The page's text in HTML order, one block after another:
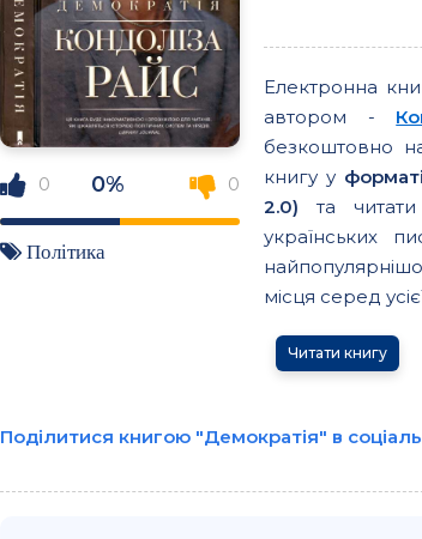
0 0% 0
Політика
Електронна
автором -
безкоштовно
книгу у
2.0) та
українських
місця серед
Читати книгу
Поділитися книгою "Демократія" в